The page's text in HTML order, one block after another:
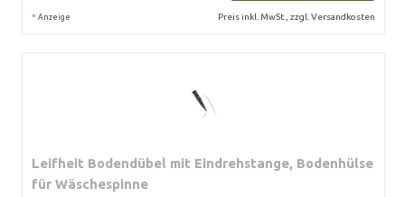
* Anzeige Preis inkl. MwSt., zzgl. Versandkosten
Leifheit Bodendübel mit Eindrehstange, Bodenhülse
für Wäschespinne